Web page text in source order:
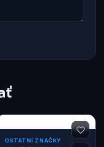
OSTATNÍ ZNAČKY